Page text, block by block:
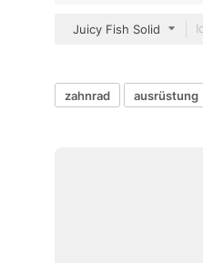
Juicy Fish Solid
zahnrad ausrüstung